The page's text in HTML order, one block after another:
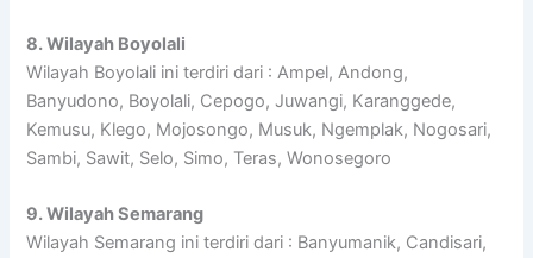
8. Wilayah Boyolali
Wilayah Boyolali ini terdiri dari : Ampel, Andong,
Banyudono, Boyolali, Cepogo, Juwangi, Karanggede,
Kemusu, Klego, Mojosongo, Musuk, Ngemplak, Nogosari,
Sambi, Sawit, Selo, Simo, Teras, Wonosegoro
9. Wilayah Semarang
Wilayah Semarang ini terdiri dari : Banyumanik, Candisari,